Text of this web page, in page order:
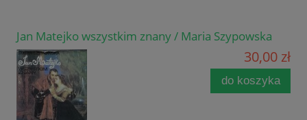
Jan Matejko wszystkim znany / Maria Szypowska
30,00 zł
do koszyka